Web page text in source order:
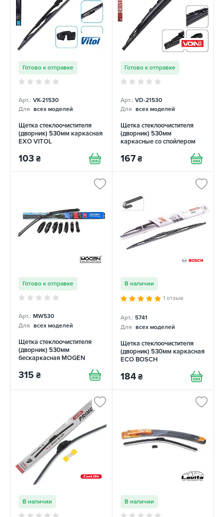
Готово к отправке
Арт.: VK-21530
Для всех моделей
Щетка стеклоочистителя
(дворник) 530мм каркасная
EXO VITOL
103 ₴
Готово к отправке
Арт.: VD-21530
Для всех моделей
Щетка стеклоочистителя
(дворник) 530мм
каркасные со спойлером
167 ₴
Готово к отправке
Арт.: MW530
Для всех моделей
Щетка стеклоочистителя
(дворник) 530мм
бескаркасная MOGEN
315 ₴
В наличии
1 отзыв
Арт.: 5741
Для всех моделей
Щетка стеклоочистителя
(дворник) 530мм каркасная
ECO BOSCH
184 ₴
В наличии В наличии